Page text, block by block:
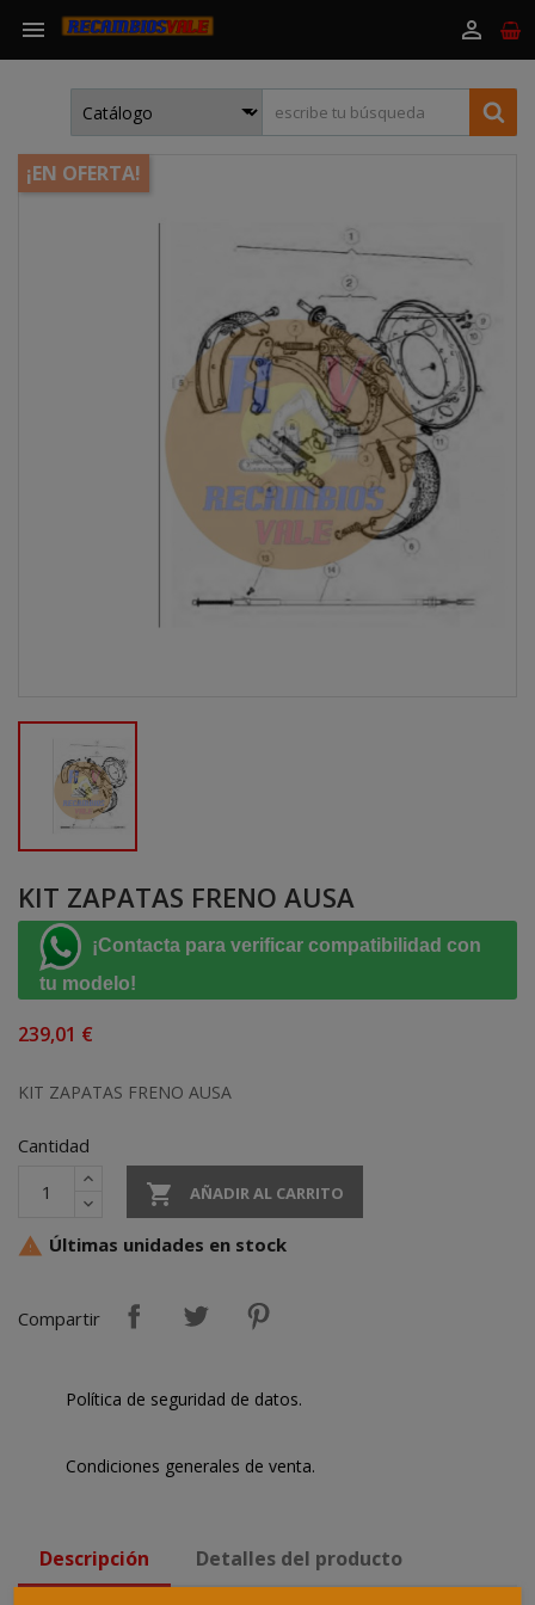
 
¡EN OFERTA!
KIT ZAPATAS FRENO AUSA
¡Contacta para verificar compatibilidad con
tu modelo!
239,01 €
KIT ZAPATAS FRENO AUSA
Cantidad
 AÑADIR AL CARRITO
 Últimas unidades en stock
Compartir
Política de seguridad de datos.
Condiciones generales de venta.
Descripción Detalles del producto